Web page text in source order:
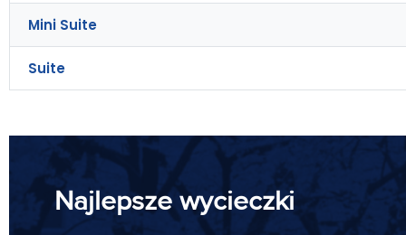
Mini Suite
Suite
Najlepsze wycieczki